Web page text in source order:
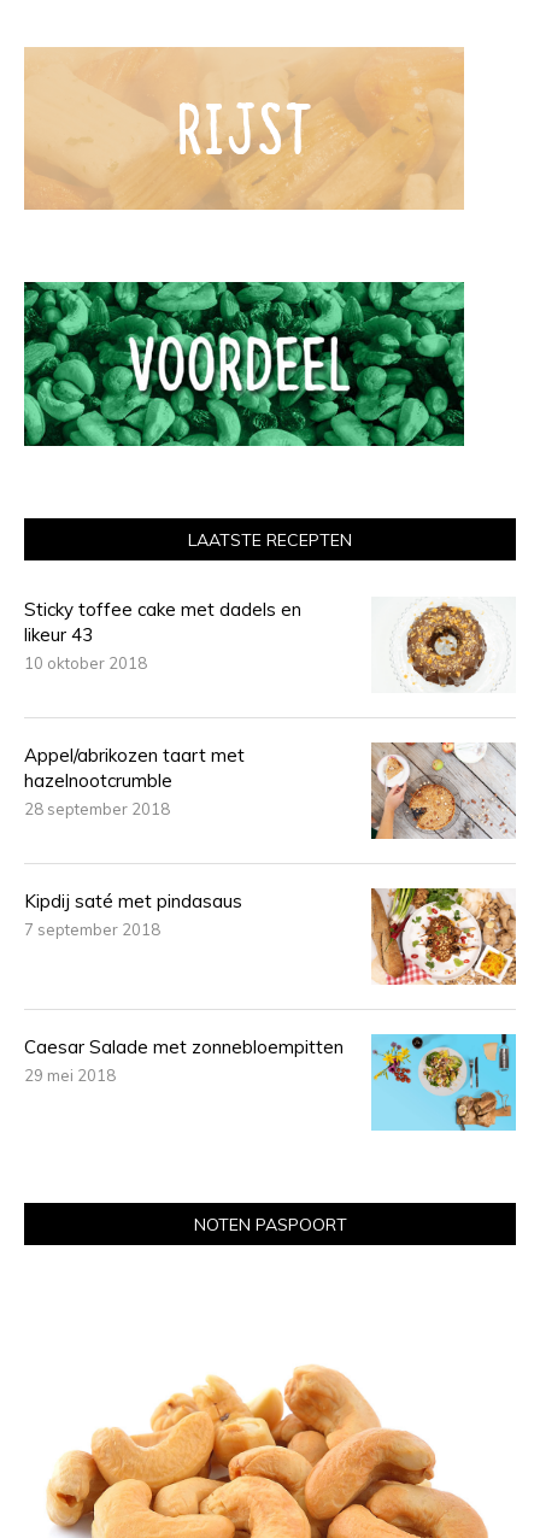
LAATSTE RECEPTEN
Sticky toffee cake met dadels en
likeur 43
10 oktober 2018
Appel/abrikozen taart met
hazelnootcrumble
28 september 2018
Kipdij saté met pindasaus
7 september 2018
Caesar Salade met zonnebloempitten
29 mei 2018
NOTEN PASPOORT